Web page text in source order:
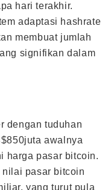
hari terakhir.
adaptasi hashrate
membuat jumlah
signifikan dalam
dengan tuduhan
awalnya
harga pasar bitcoin.
nilai pasar bitcoin
yang turut pula